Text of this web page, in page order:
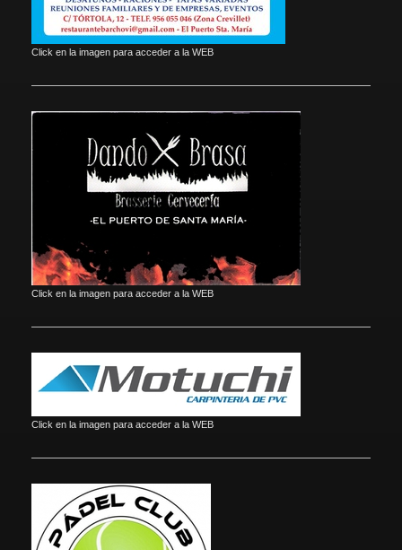
Click en la imagen para acceder a la WEB
Click en la imagen para acceder a la WEB
Click en la imagen para acceder a la WEB